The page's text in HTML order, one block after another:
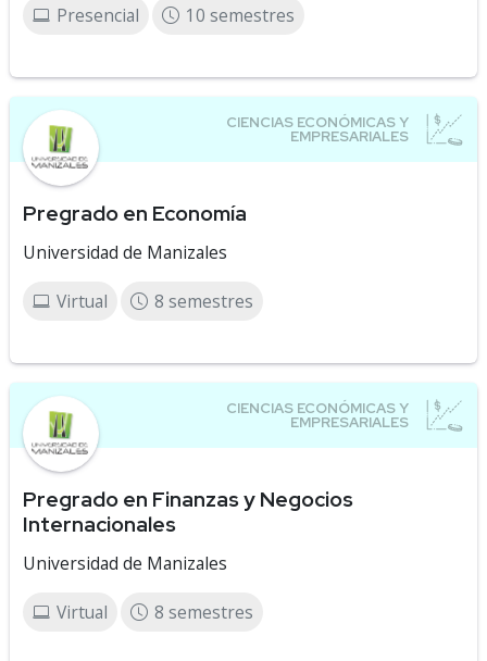
Presencial 10 semestres
Pregrado en Economía
Universidad de Manizales
Virtual 8 semestres
Pregrado en Finanzas y Negocios
Internacionales
Universidad de Manizales
Virtual 8 semestres